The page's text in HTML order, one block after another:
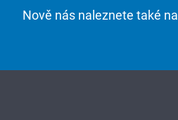
Nově nás naleznete také na